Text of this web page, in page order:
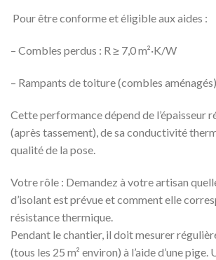
Pour être conforme et éligible aux aides :
– Combles perdus : R ≥ 7,0 m²·K/W
– Rampants de toiture (combles
Cette performance dépend de l’épaisseur
(après tassement), de sa conductivité
qualité de la pose.
Votre rôle : Demandez à votre artisan
d’isolant est prévue et comment elle
résistance thermique.
Pendant le chantier, il doit mesurer
(tous les 25 m² environ) à l’aide d’une